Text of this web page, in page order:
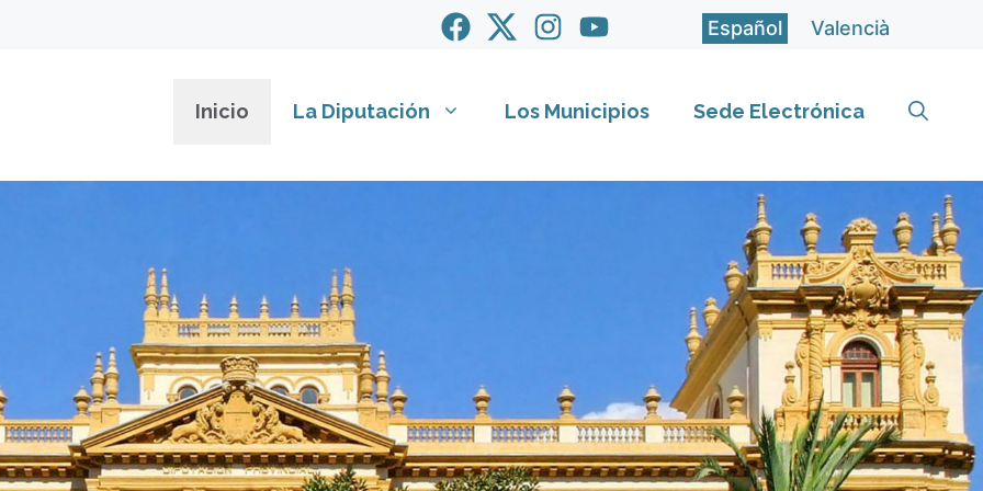
Español Valencià
Inicio La Diputación Los Municipios Sede Electrónica